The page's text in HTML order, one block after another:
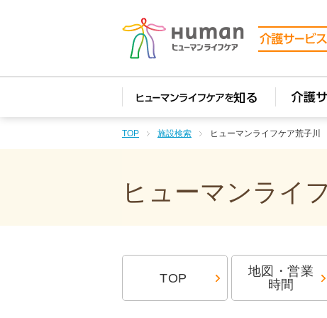
TOP 施設検索 ヒューマンライフケア荒子川
ヒューマンライ
TOP
地図・営業
時間